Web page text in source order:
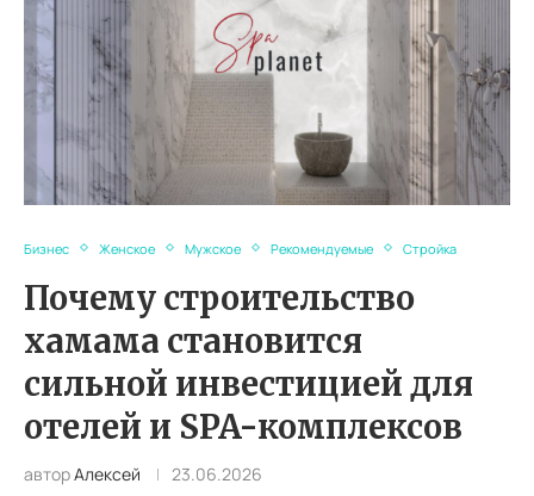
Бизнес Женское Мужское Рекомендуемые Стройка
Почему строительство
хамама становится
сильной инвестицией для
отелей и SPA-комплексов
авторАлексей 23.06.2026